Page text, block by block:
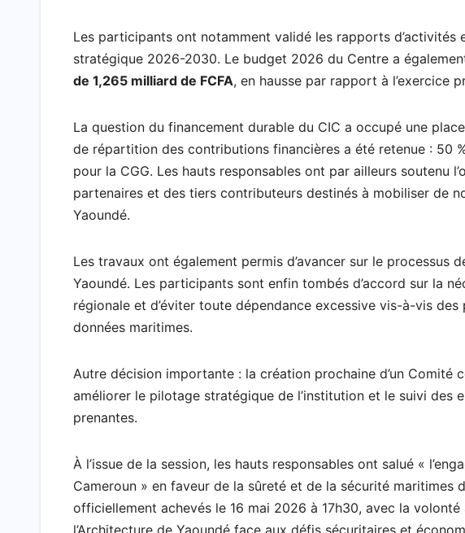
Les participants ont notamment validé les rapports
stratégique 2026-2030. Le budget 2026 du Centre a
de 1,265 milliard de FCFA, en hausse par rapport à l’exercice
La question du financement durable du CIC a occupé une
de répartition des contributions financières a été retenue : 50
pour la CGG. Les hauts responsables ont par ailleurs soutenu
partenaires et des tiers contributeurs destinés à mobiliser de
Yaoundé.
Les travaux ont également permis d’avancer sur le processus
Yaoundé. Les participants sont enfin tombés d’accord sur la
régionale et d’éviter toute dépendance excessive vis-à-vis
données maritimes.
Autre décision importante : la création prochaine d’un Comité
améliorer le pilotage stratégique de l’institution et le suivi des
prenantes.
À l’issue de la session, les hauts responsables ont salué «
Cameroun » en faveur de la sûreté et de la sécurité maritimes
officiellement achevés le 16 mai 2026 à 17h30, avec la